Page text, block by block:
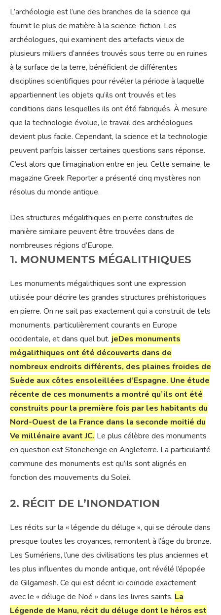
L’archéologie est l’une des branches de la science qui
fournit le plus de matière à la science-fiction. Les
archéologues, qui examinent des artefacts vieux de
plusieurs milliers d’années trouvés sous terre ou en ruines
à la surface de la terre, bénéficient de différentes
disciplines scientifiques pour révéler la période à laquelle
appartiennent les objets qu’ils ont trouvés et les
conditions dans lesquelles ils ont été fabriqués. À mesure
que la technologie évolue, le travail des archéologues
devient plus facile. Cependant, la science et la technologie
peuvent parfois laisser certaines questions sans réponse.
C’est alors que l’imagination entre en jeu. Cette semaine, le
magazine Greek Reporter a présenté cinq mystères non
résolus du monde antique.
Des structures mégalithiques en pierre construites de
manière similaire peuvent être trouvées dans de
nombreuses régions d’Europe.
1. MONUMENTS MÉGALITHIQUES
Les monuments mégalithiques sont une expression
utilisée pour décrire les grandes structures préhistoriques
en pierre. On ne sait pas exactement qui a construit de tels
monuments, particulièrement courants en Europe
occidentale, et dans quel but.jeDes monuments
mégalithiques ont été découverts dans de
nombreux endroits différents, des plaines froides de
Suède aux côtes ensoleillées d’Espagne. Une étude
récente de ces monuments a montré qu’ils ont été
construits pour la première fois par les habitants du
Nord-Ouest de la France dans la seconde moitié du
Ve millénaire avant JC. Le plus célèbre des monuments
en question est Stonehenge en Angleterre. La particularité
commune des monuments est qu’ils sont alignés en
fonction des mouvements du Soleil.
2. RÉCIT DE L’INONDATION
Les récits sur la « légende du déluge », qui se déroule dans
presque toutes les croyances, remontent à l’âge du bronze.
Les Sumériens, l’une des civilisations les plus anciennes et
les plus influentes du monde antique, ont révélé l’épopée
de Gilgamesh. Ce qui est décrit ici coïncide exactement
avec le « déluge de Noé » dans les livres saints. La
Légende de Manu, récit du déluge dont le héros est